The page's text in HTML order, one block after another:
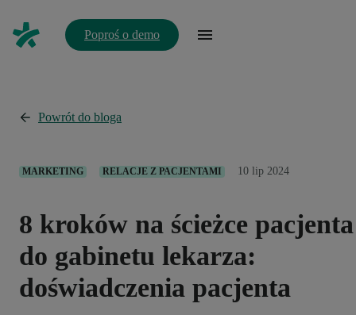
Poproś o demo
Powrót do bloga
MARKETING RELACJE Z PACJENTAMI 10 lip 2024
8 kroków na ścieżce pacjenta
do gabinetu lekarza:
doświadczenia pacjenta